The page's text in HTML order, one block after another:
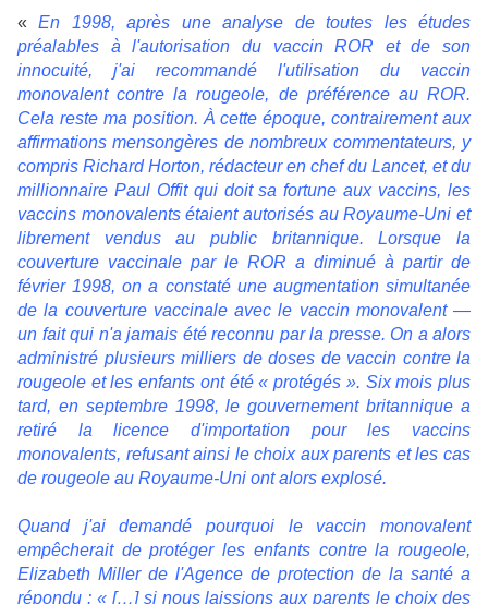
«En 1998, après une analyse de toutes les études
préalables à l'autorisation du vaccin ROR et de son
innocuité, j'ai recommandé l'utilisation du vaccin
monovalent contre la rougeole, de préférence au ROR.
Cela reste ma position. À cette époque, contrairement aux
affirmations mensongères de nombreux commentateurs, y
compris Richard Horton, rédacteur en chef du Lancet, et du
millionnaire Paul Offit qui doit sa fortune aux vaccins, les
vaccins monovalents étaient autorisés au Royaume-Uni et
librement vendus au public britannique. Lorsque la
couverture vaccinale par le ROR a diminué à partir de
février 1998, on a constaté une augmentation simultanée
de la couverture vaccinale avec le vaccin monovalent —
un fait qui n'a jamais été reconnu par la presse. On a alors
administré plusieurs milliers de doses de vaccin contre la
rougeole et les enfants ont été « protégés ». Six mois plus
tard, en septembre 1998, le gouvernement britannique a
retiré la licence d'importation pour les vaccins
monovalents, refusant ainsi le choix aux parents et les cas
de rougeole au Royaume-Uni ont alors explosé.
Quand j'ai demandé pourquoi le vaccin monovalent
empêcherait de protéger les enfants contre la rougeole,
Elizabeth Miller de l'Agence de protection de la santé a
répondu : « […] si nous laissions aux parents le choix des